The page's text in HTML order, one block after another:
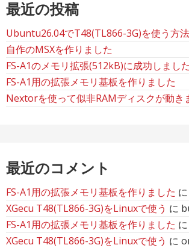
最近の投稿
Ubuntu26.04でT48(TL866-3G)を使う方法
自作のMSXを作りました
FS-A1のメモリ拡張(512kB)に成功しました
FS-A1用の拡張メモリ基板を作りました
Nextorを使って似非RAMディスクが動き
最近のコメント
FS-A1用の拡張メモリ基板を作りました に
XGecu T48(TL866-3G)をLinuxで使う に
FS-A1用の拡張メモリ基板を作りました に
XGecu T48(TL866-3G)をLinuxで使う に